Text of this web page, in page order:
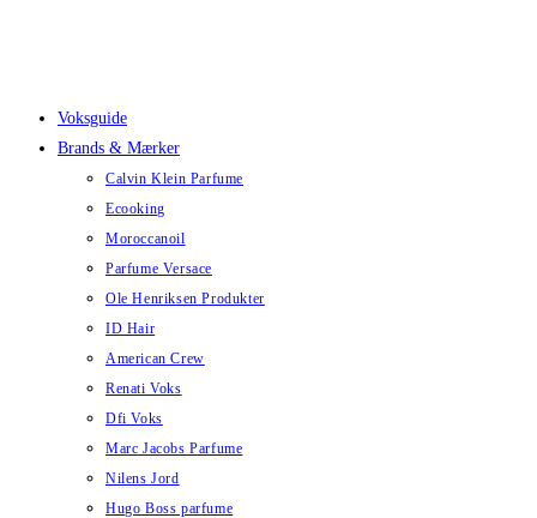
Voksguide
Brands & Mærker
Calvin Klein Parfume
Ecooking
Moroccanoil
Parfume Versace
Ole Henriksen Produkter
ID Hair
American Crew
Renati Voks
Dfi Voks
Marc Jacobs Parfume
Nilens Jord
Hugo Boss parfume